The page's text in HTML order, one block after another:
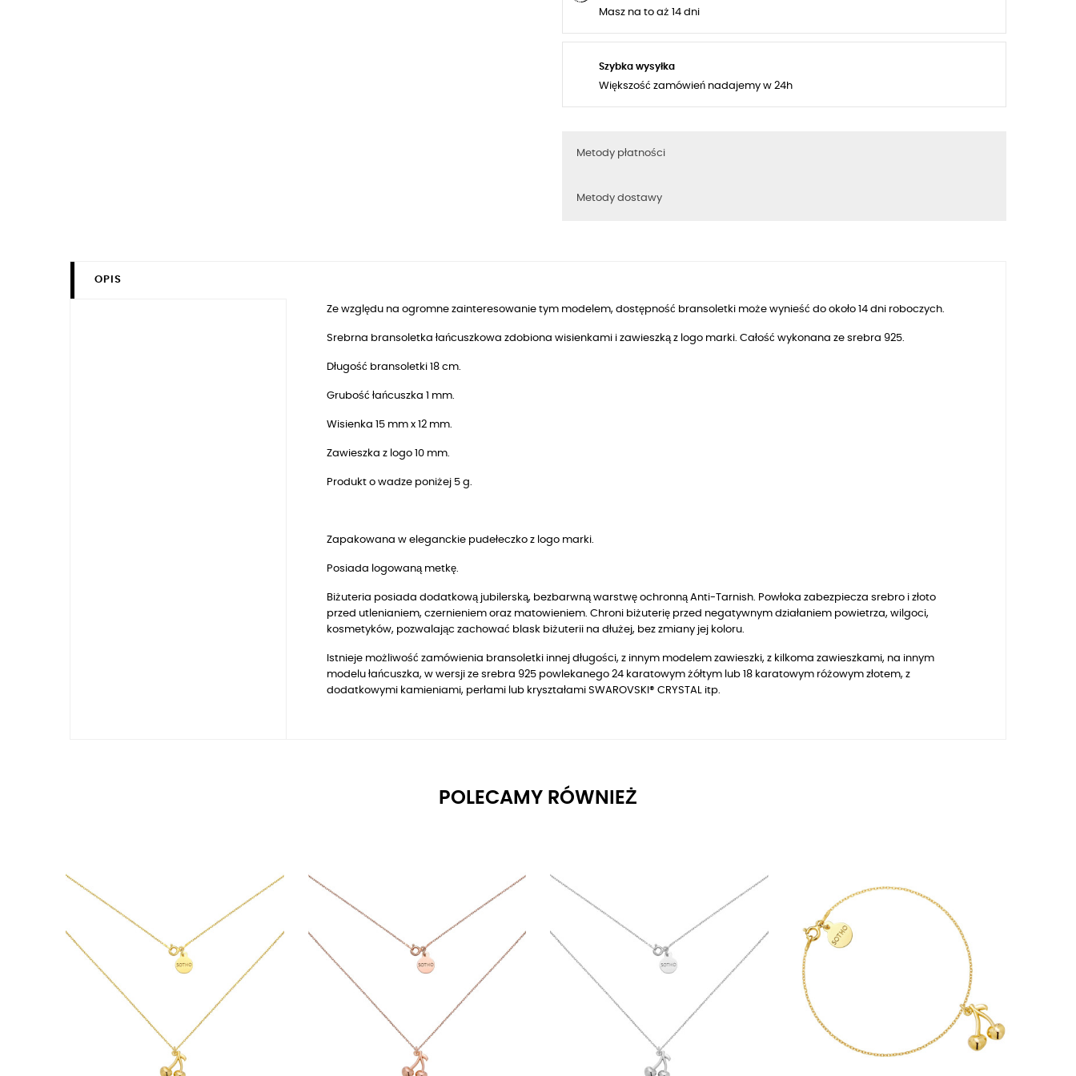
Masz na to aż 14 dni
Szybka wysyłka
Większość zamówień nadajemy w 24h
Metody płatności
Metody dostawy
OPIS
Ze względu na ogromne zainteresowanie tym modelem, dostępność bransoletki może wynieść do około 14 dni roboczych.
Srebrna bransoletka łańcuszkowa zdobiona wisienkami i zawieszką z logo marki. Całość wykonana ze srebra 925.
Długość bransoletki 18 cm.
Grubość łańcuszka 1 mm.
Wisienka 15 mm x 12 mm.
Zawieszka z logo 10 mm.
Produkt o wadze poniżej 5 g.
Zapakowana w eleganckie pudełeczko z logo marki.
Posiada logowaną metkę.
Biżuteria posiada dodatkową jubilerską, bezbarwną warstwę ochronną Anti-Tarnish. Powłoka zabezpiecza srebro i złoto
przed utlenianiem, czernieniem oraz matowieniem. Chroni biżuterię przed negatywnym działaniem powietrza, wilgoci,
kosmetyków, pozwalając zachować blask biżuterii na dłużej, bez zmiany jej koloru.
Istnieje możliwość zamówienia bransoletki innej długości, z innym modelem zawieszki, z kilkoma zawieszkami, na innym
modelu łańcuszka, w wersji ze srebra 925 powlekanego 24 karatowym żółtym lub 18 karatowym różowym złotem, z
dodatkowymi kamieniami, perłami lub kryształami SWAROVSKI® CRYSTAL itp.
POLECAMY RÓWNIEŻ